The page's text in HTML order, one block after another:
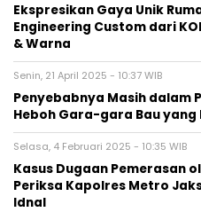
Ekspresikan Gaya Unik
Engineering Custom dari
& Warna
Senin, 21 April 2025 - 10:37 WIB
Penyebabnya Masih dalam
Heboh Gara-gara Bau
Selasa, 4 Februari 2025 - 10:35 WIB
Kasus Dugaan Pemerasan
Periksa Kapolres Metro
Idnal